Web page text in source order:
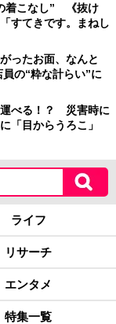
着こなし” 《抜け
すてきです。まねし
ったお面、なんと
の“粋な計らい”に
べる！？ 災害時に
「目からうろこ」
ライフ
リサーチ
エンタメ
特集一覧